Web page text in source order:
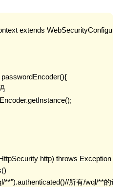
extends
passwordEncoder(){
http) throws Exception {
wql/**").authenticated()//所有/wql/**